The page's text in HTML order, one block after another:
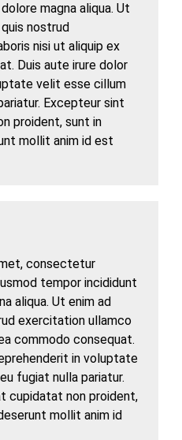
magna aliqua. Ut
quis nostrud
nisi ut aliquip ex
Duis aute irure dolor
velit esse cillum
Excepteur sint
proident, sunt in
mollit anim id est
consectetur
tempor incididunt
aliqua. Ut enim ad
exercitation ullamco
commodo consequat.
in voluptate
fugiat nulla pariatur.
cupidatat non proident,
mollit anim id